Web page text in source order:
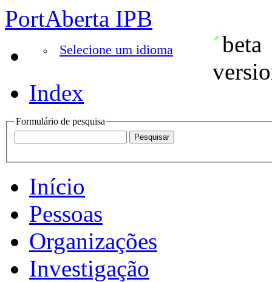
PortAberta IPB
Selecione um idioma
Index
Formulário de pesquisa
Início
Pessoas
Organizações
Investigação